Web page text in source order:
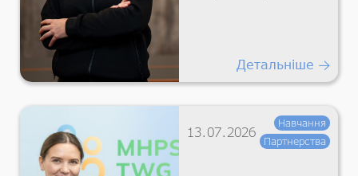
Детальніше
13.07.2026
Навчання
Партнерства